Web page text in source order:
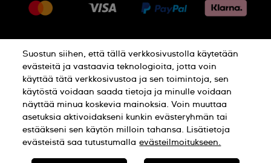
Palautukset
Myyntiehdot
Withdraw from contract
Jobs
Privacy Policy Cookie Notice
Terms of use
Suostun siihen, että tällä verkkosivustolla käytetään
evästeitä ja vastaavia teknologioita, jotta voin
käyttää tätä verkkosivustoa ja sen toimintoja, sen
käytöstä voidaan saada tietoja ja minulle voidaan
näyttää minua koskevia mainoksia. Voin muuttaa
asetuksia aktivoidakseni kunkin evästeryhmän tai
estääkseni sen käytön milloin tahansa. Lisätietoja
evästeistä saa tutustumalla evästeilmoitukseen.